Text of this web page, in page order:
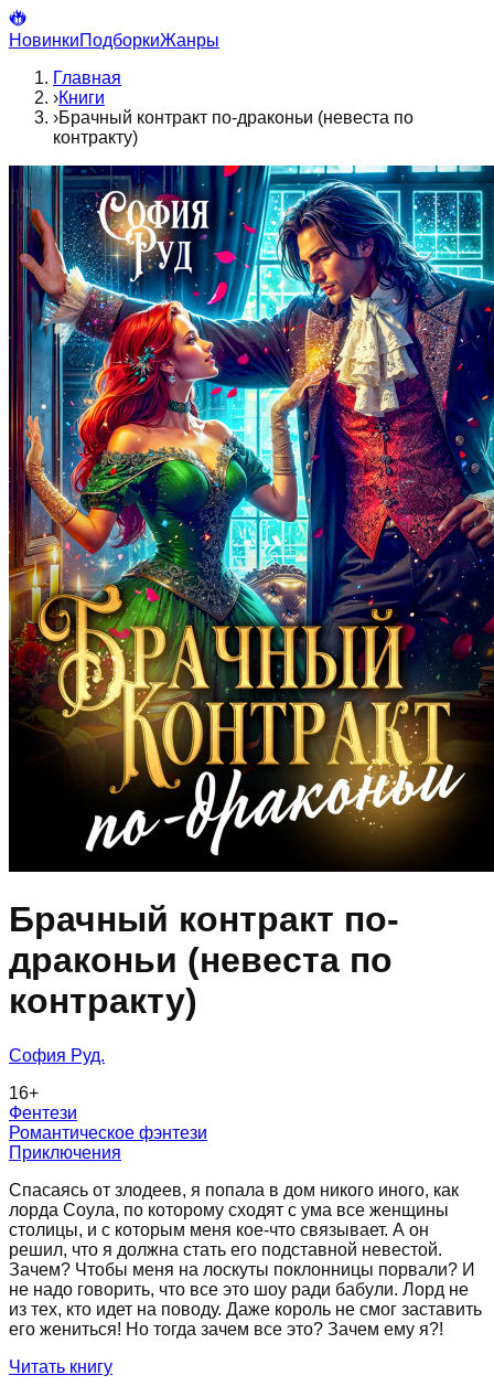
НовинкиПодборкиЖанры
Главная
›Книги
›Брачный контракт по-драконьи (невеста по
контракту)
Брачный контракт по-
драконьи (невеста по
контракту)
София Руд.
16+
Фентези
Романтическое фэнтези
Приключения
Спасаясь от злодеев, я попала в дом никого иного, как
лорда Соула, по которому сходят с ума все женщины
столицы, и с которым меня кое-что связывает. А он
решил, что я должна стать его подставной невестой.
Зачем? Чтобы меня на лоскуты поклонницы порвали? И
не надо говорить, что все это шоу ради бабули. Лорд не
из тех, кто идет на поводу. Даже король не смог заставить
его жениться! Но тогда зачем все это? Зачем ему я?!
Читать книгу